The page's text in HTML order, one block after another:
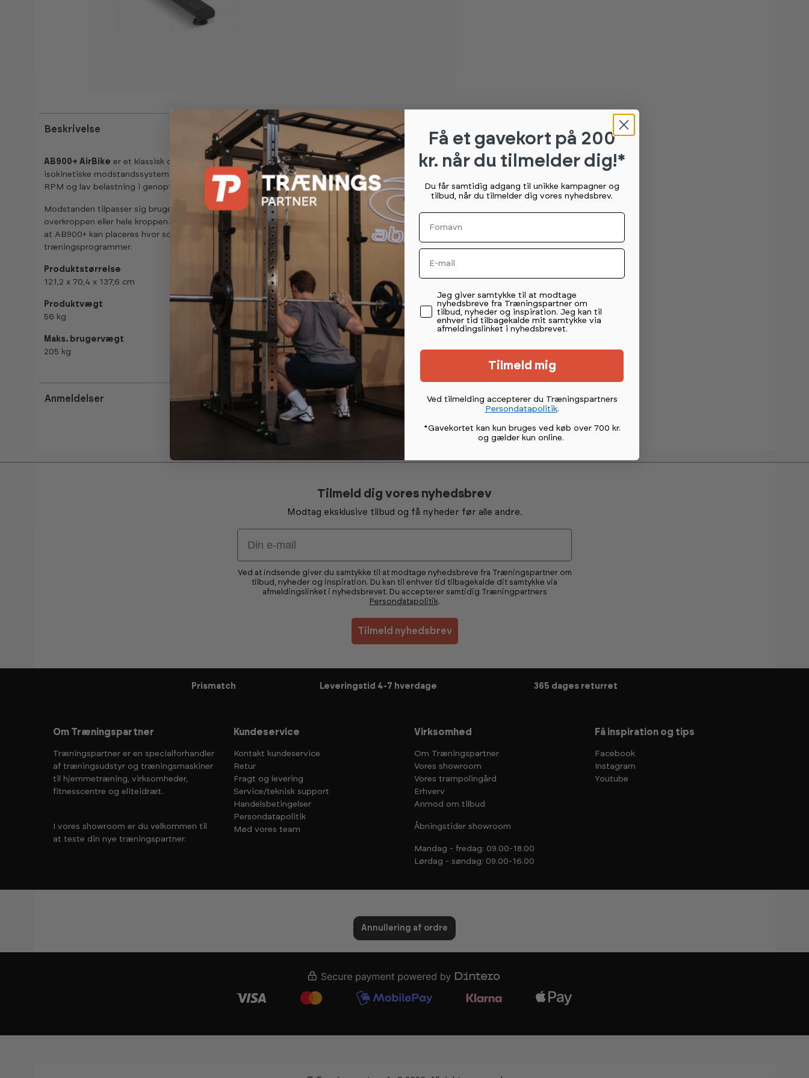
Beskrivelse
AB900+ AirBike er et klassisk design baseret på en klassisk træningsmetode. Med sit luftdrevne,
isokinetiske modstandssystem er denne airbike et kraftfuldt redskab til alle typer træning – alt fra lav
RPM og lav belastning i genoptræning til højintensiv intervaltræning med høj watt-ydelse.
Modstanden tilpasser sig brugerens indsats og gør det muligt både at træne udelukkende
overkroppen eller hele kroppen. Det kompakte design og den miljøvenlige, bruger­drevne konsol gør,
at AB900+ kan placeres hvor som helst i et træningsmiljø og nemt integreres i forskellige
træningsprogrammer.
Produktstørrelse
121,2 x 70,4 x 137,6 cm
Produktvægt
56 kg
Maks. brugervægt
205 kg
Anmeldelser
Tilmeld dig vores nyhedsbrev
Modtag eksklusive tilbud og få nyheder før alle andre.
Email
Ved at indsende giver du samtykke til at modtage nyhedsbreve fra Træningspartner om
tilbud, nyheder og inspiration. Du kan til enhver tid tilbagekalde dit samtykke via
afmeldingslinket i nyhedsbrevet. Du accepterer samtidig Træningpartners
Persondatapolitik.
Tilmeld nyhedsbrev
Prismatch Leveringstid 4-7 hverdage 365 dages returret
Om Træningspartner
Træningspartner er en specialforhandler
af træningsudstyr og træningsmaskiner
til hjemmetræning, virksomheder,
fitnesscentre og eliteidræt.
I vores showroom er du velkommen til
at teste din nye træningspartner.
Kundeservice
Kontakt kundeservice
Retur
Fragt og levering
Service/teknisk support
Handelsbetingelser
Persondatapolitik
Mød vores team
Virksomhed
Om Træningspartner
Vores showroom
Vores trampolingård
Erhverv
Anmod om tilbud
Åbningstider showroom
Mandag - fredag: 09.00-18.00
Lørdag - søndag: 09.00-16.00
Få inspiration og tips
Facebook
Instagram
Youtube
Annullering af ordre
Få et gavekort på 200
kr. når du tilmelder dig!*
Du får samtidig adgang til unikke kampagner og
tilbud, når du tilmelder dig vores nyhedsbrev.
Fornavn
Email
Permission tekst
Jeg giver samtykke til at modtage
nyhedsbreve fra Træningspartner om
tilbud, nyheder og inspiration. Jeg kan til
enhver tid tilbagekalde mit samtykke via
afmeldingslinket i nyhedsbrevet.
Tilmeld mig
Ved tilmelding accepterer du Træningspartners
Persondatapolitik.
*Gavekortet kan kun bruges ved køb over 700 kr.
og gælder kun online.